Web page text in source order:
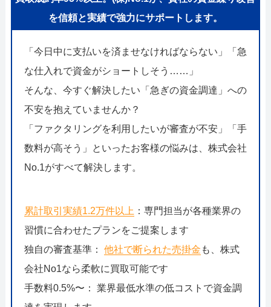
を信頼と実績で強力にサポートします。
「今日中に支払いを済ませなければならない」「急
な仕入れで資金がショートしそう……」
そんな、今すぐ解決したい「急ぎの資金調達」への
不安を抱えていませんか？
「ファクタリングを利用したいが審査が不安」「手
数料が高そう」といったお客様の悩みは、株式会社
No.1がすべて解決します。
累計取引実績1.2万件以上 ：専門担当が各種業界の
習慣に合わせたプランをご提案します
独自の審査基準： 他社で断られた売掛金 も、株式
会社No1なら柔軟に買取可能です
手数料0.5%〜： 業界最低水準の低コストで資金調